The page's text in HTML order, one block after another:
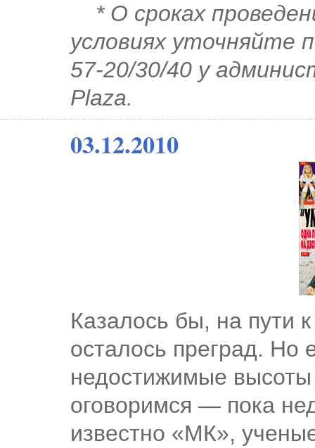
* О сроках
условиях уточняйте
57-20/30/40 у
Plaza.
03.12.2010
Казалось бы, на пути
осталось преград. Но
недостижимые
оговоримся — пока
известно «МК»,